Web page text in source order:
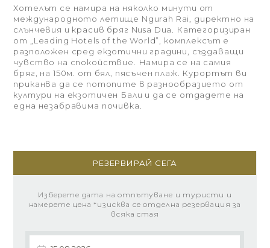
Хотелът се намира на няколко минути от
международното летище Ngurah Rai, директно на
слънчевия и красив бряг Nusa Dua. Категоризиран
от „Leading Hotels of the World”, комплексът е
разположен сред екзотични градини, създаващи
чувство на спокойствие. Намира се на самия
бряг, на 150м. от бял, пясъчен плаж. Курортът ви
приканва да се потопите в разнообразието от
култури на екзотичен Бали и да се отдадете на
една незабравима почивка.
РЕЗЕРВИРАЙ СЕГА
Изберете дата на отпътуване и туристи и
намерете цена *изисква се отделна резервация за
всяка стая